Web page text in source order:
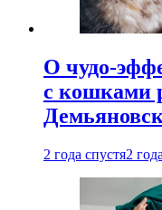
О чудо-
с кошками
2 года спустя2